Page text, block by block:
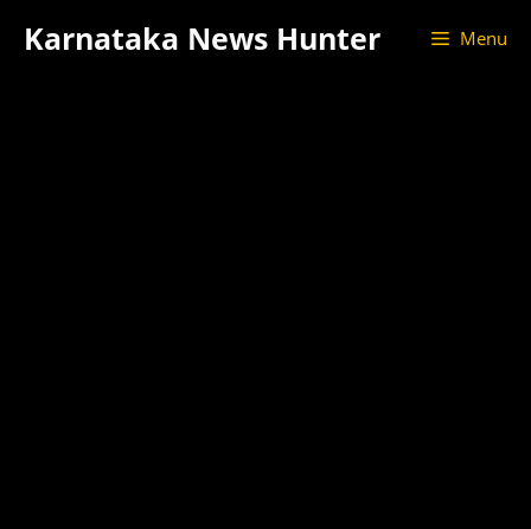
Karnataka News Hunter Menu